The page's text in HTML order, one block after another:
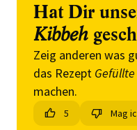
Hat Dir
Kibbeh
Zeig anderen was
das Rezept
machen.
5 Mag